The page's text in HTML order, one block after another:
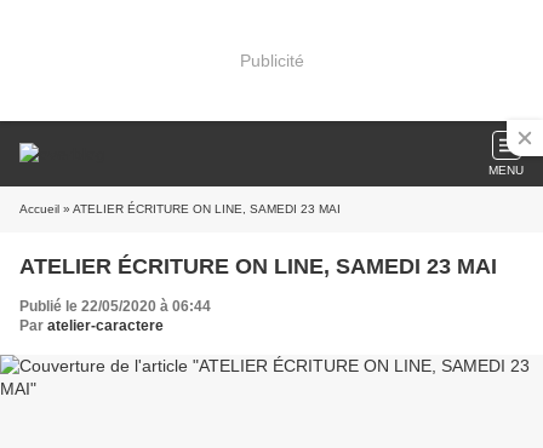
Publicité
MENU
Accueil » ATELIER ÉCRITURE ON LINE, SAMEDI 23 MAI
ATELIER ÉCRITURE ON LINE, SAMEDI 23 MAI
Publié le 22/05/2020 à 06:44
Par atelier-caractere